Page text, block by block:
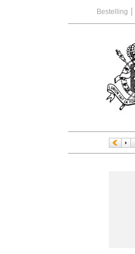
Bestelling